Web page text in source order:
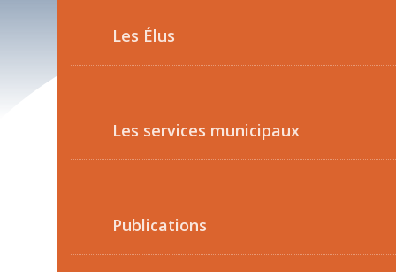
Les Élus
Les services municipaux
Publications